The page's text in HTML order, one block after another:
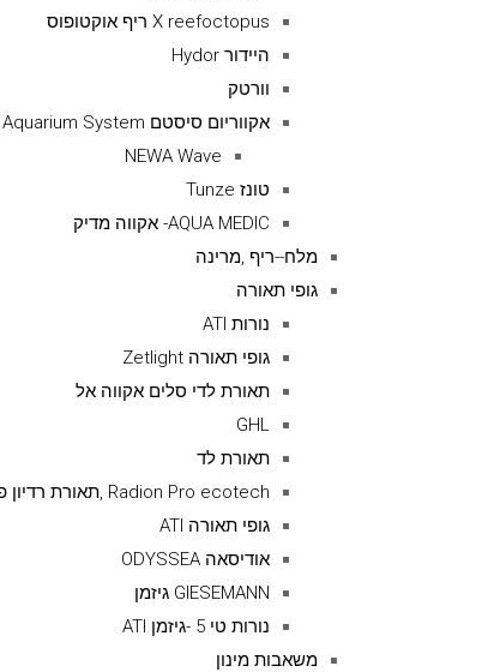
X reefoctopus ריף אוקטופוס
היידור Hydor
וורטק
אקווריום סיסטם Aquarium System
NEWA Wave
טונז Tunze
AQUA MEDIC- אקווה מדיק
מלח--ריף ,מרינה
גופי תאורה
נורות ATI
גופי תאורה Zetlight
תאורת לדי סלים אקווה אל
GHL
תאורת לד
Radion Pro ecotech ,תאורת רדיון פרו
גופי תאורה ATI
אודיסאה ODYSSEA
GIESEMANN גיזמן
נורות טי 5 -גיזמן ATI
משאבות מינון